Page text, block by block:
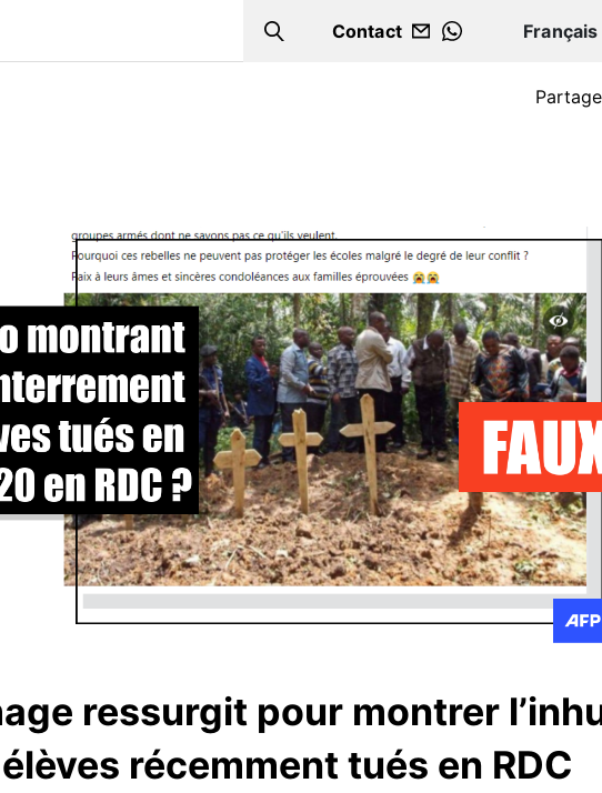
Search
Contact
WHATSAPP
ressurgit pour montrer
récemment tués en RDC